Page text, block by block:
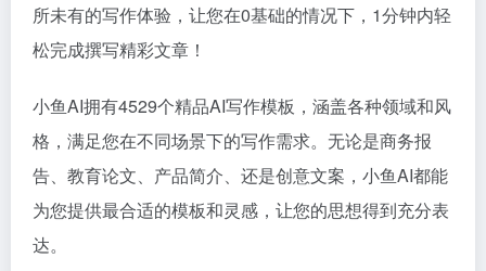
所未有的写作体验，让您在0基础的情况下，1分钟内轻
松完成撰写精彩文章！
小鱼AI拥有4529个精品AI写作模板，涵盖各种领域和风
格，满足您在不同场景下的写作需求。无论是商务报
告、教育论文、产品简介、还是创意文案，小鱼AI都能
为您提供最合适的模板和灵感，让您的思想得到充分表
达。